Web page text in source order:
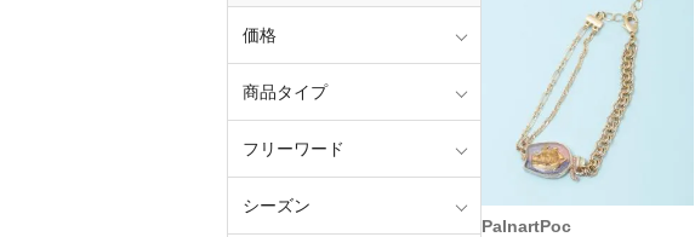
価格
商品タイプ
フリーワード
シーズン
PalnartPoc